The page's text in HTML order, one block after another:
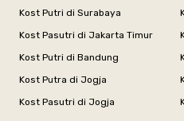
Kost Putri di Surabaya
Kost Pasutri di Jakarta Timur
Kost Putri di Bandung
Kost Putra di Jogja
Kost Pasutri di Jogja